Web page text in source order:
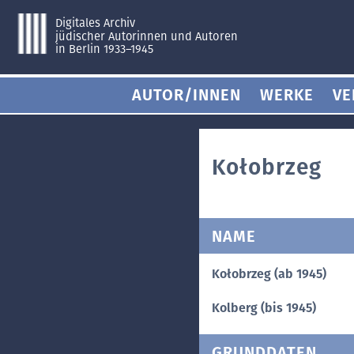
Digitales Archiv
jüdischer Autorinnen und Autoren
in Berlin 1933–1945
AUTOR/INNEN WERKE
Kołobrzeg
NAME
Kołobrzeg (ab 1945)
Kolberg (bis 1945)